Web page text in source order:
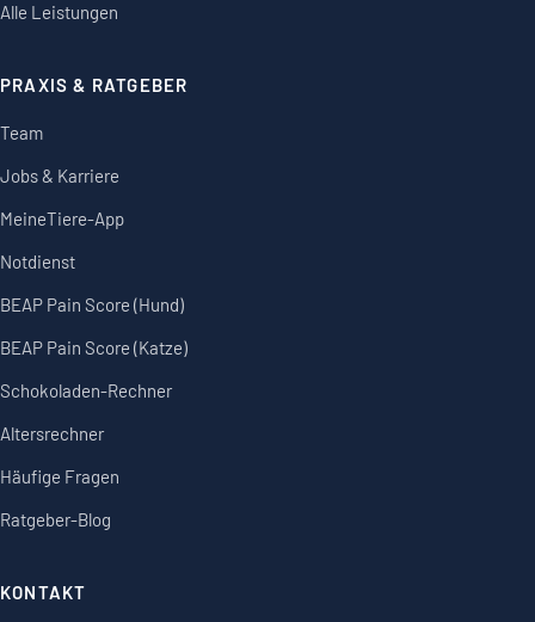
Alle Leistungen
PRAXIS & RATGEBER
Team
Jobs & Karriere
MeineTiere-App
Notdienst
BEAP Pain Score (Hund)
BEAP Pain Score (Katze)
Schokoladen-Rechner
Altersrechner
Häufige Fragen
Ratgeber-Blog
KONTAKT